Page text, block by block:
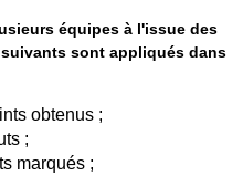
équipes à l'issue des
sont appliqués dans
obtenus ;
;
marqués ;